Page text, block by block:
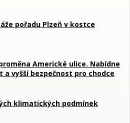
pořadu Plzeň v kostce
Americké ulice. Nabídne
vyšší bezpečnost pro chodce
klimatických podmínek